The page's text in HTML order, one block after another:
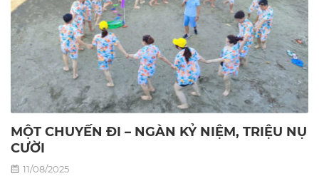
MỘT CHUYẾN ĐI – NGÀN KỶ NIỆM, TRIỆU NỤ
CƯỜI
11/08/2025